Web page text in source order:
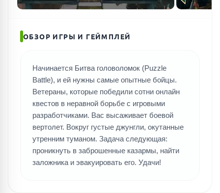
ОБЗОР ИГРЫ И ГЕЙМПЛЕЙ
Начинается Битва головоломок (Puzzle
Battle), и ей нужны самые опытные бойцы.
Ветераны, которые победили сотни онлайн
квестов в неравной борьбе с игровыми
разработчиками. Вас высаживает боевой
вертолет. Вокруг густые джунгли, окутанные
утренним туманом. Задача следующая:
проникнуть в заброшенные казармы, найти
заложника и эвакуировать его. Удачи!